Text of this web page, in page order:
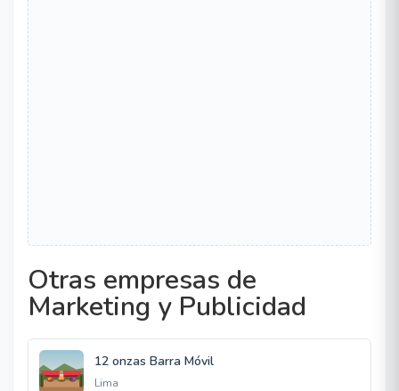
Otras empresas de
Marketing y Publicidad
12 onzas Barra Móvil
Lima